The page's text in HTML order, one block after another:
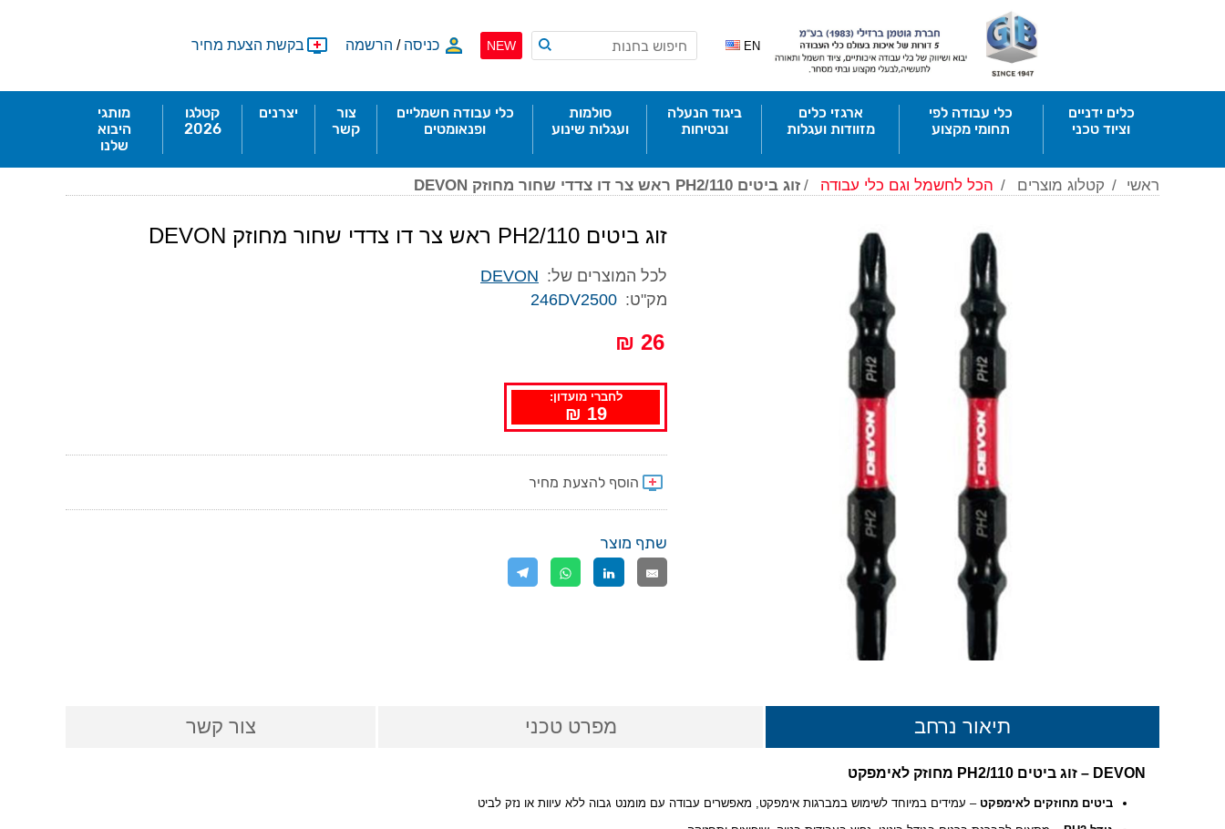
EN
NEW כניסה / הרשמה בקשת הצעת מחיר
כלים ידניים
וציוד טכני
כלי עבודה לפי
תחומי מקצוע
ארגזי כלים
מזוודות ועגלות
ביגוד הנעלה
ובטיחות
סולמות
ועגלות שינוע
כלי עבודה חשמליים
ופנאומטים
צור
קשר
יצרנים
קטלגו
2026
מותגי
היבוא
שלנו
ראשי / קטלוג מוצרים / הכל לחשמל וגם כלי עבודה / זוג ביטים PH2/110 ראש צר דו צדדי שחור מחוזק DEVON
זוג ביטים PH2/110 ראש צר דו צדדי שחור מחוזק DEVON
לכל המוצרים של: DEVON
מק"ט: 246DV2500
26 ₪
לחברי מועדון:
19 ₪
שתף מוצר
תיאור נרחב מפרט טכני צור קשר
DEVON – זוג ביטים PH2/110 מחוזק לאימפקט
ביטים מחוזקים לאימפקט – עמידים במיוחד לשימוש במברגות אימפקט, מאפשרים עבודה עם מומנט גבוה ללא עיוות או נזק לביט